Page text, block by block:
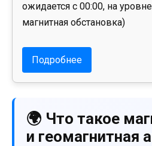
ожидается с 00:00, на уровне
магнитная обстановка)
Подробнее
🌍 Что такое
и геомагнитная